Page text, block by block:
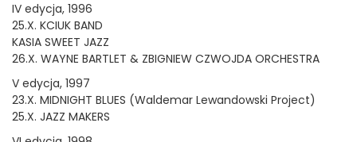
IV edycja, 1996
25.X. KCIUK BAND
KASIA SWEET JAZZ
26.X. WAYNE BARTLET & ZBIGNIEW CZWOJDA ORCHESTRA
V edycja, 1997
23.X. MIDNIGHT BLUES (Waldemar Lewandowski Project)
25.X. JAZZ MAKERS